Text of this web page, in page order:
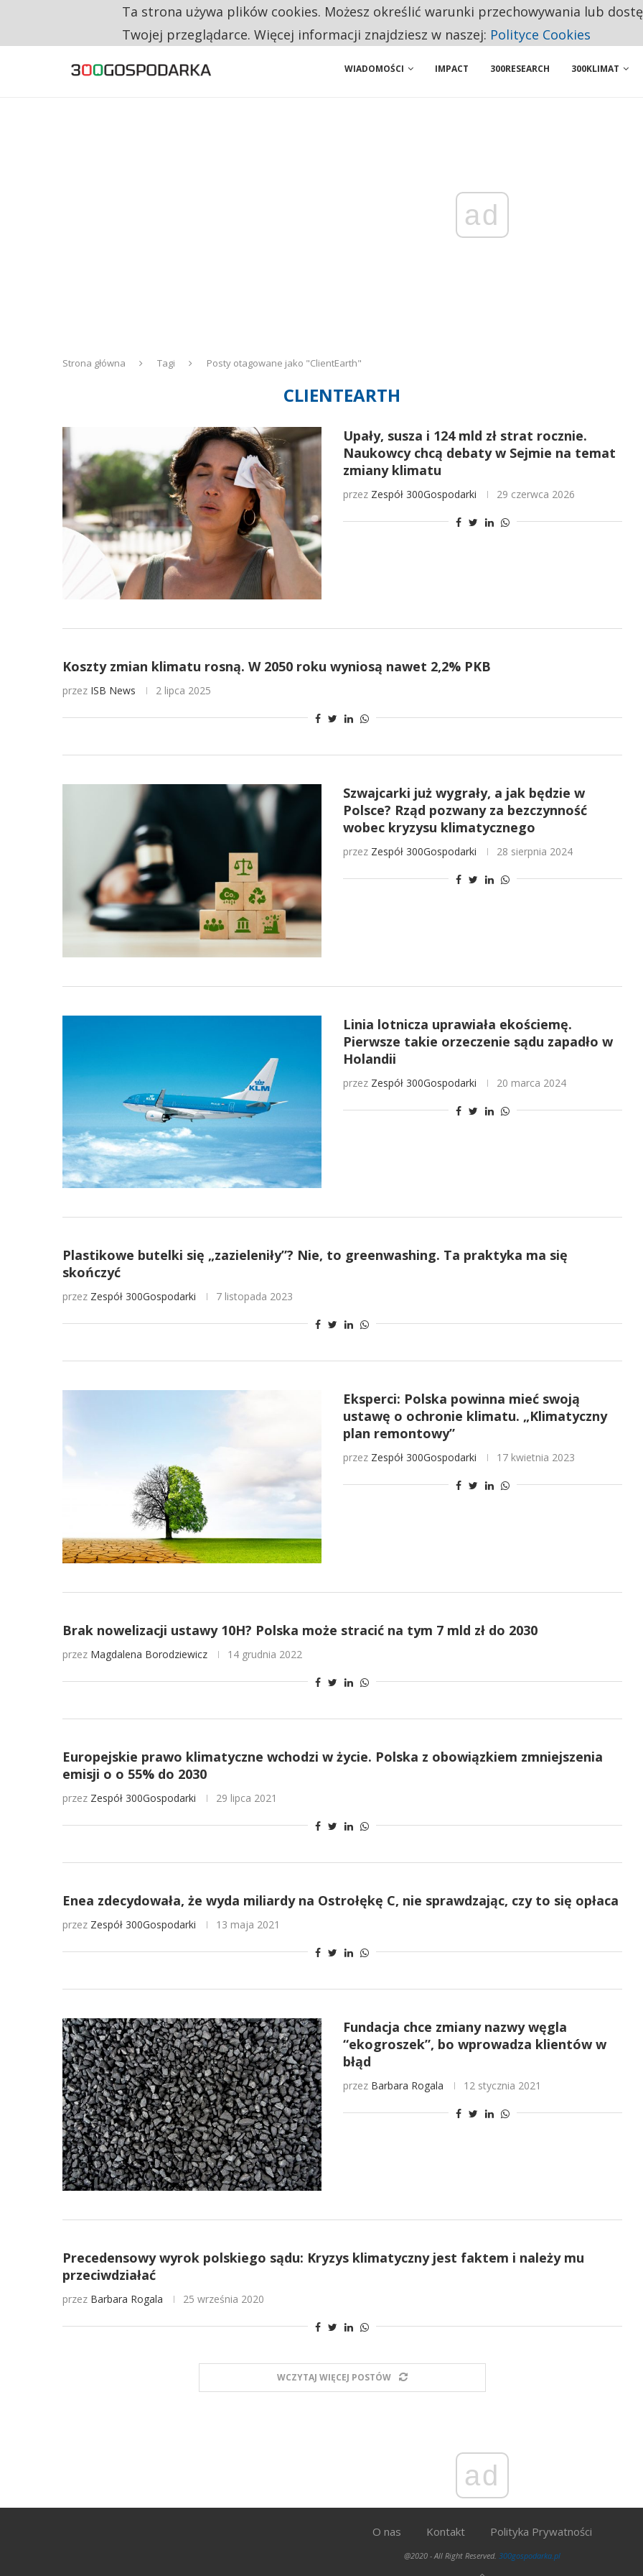
TRZECH NA CZTERECH PONOWNIE ZAŁOŻYŁOBY WŁASNĄ FIRMĘ. INNYM JUŻ TAK ŁATWO JEJ NIE POLECAJĄ
WIADOMOŚCI IMPACT 300RESEARCH 300KLIMAT
ad
Strona główna Tagi Posty otagowane jako "ClientEarth"
CLIENTEARTH
Upały, susza i 124 mld zł strat rocznie.
Naukowcy chcą debaty w Sejmie na temat
zmiany klimatu
przez Zespół 300Gospodarki 29 czerwca 2026
Koszty zmian klimatu rosną. W 2050 roku wyniosą nawet 2,2% PKB
przez ISB News 2 lipca 2025
Szwajcarki już wygrały, a jak będzie w
Polsce? Rząd pozwany za bezczynność
wobec kryzysu klimatycznego
przez Zespół 300Gospodarki 28 sierpnia 2024
Linia lotnicza uprawiała ekościemę.
Pierwsze takie orzeczenie sądu zapadło w
Holandii
przez Zespół 300Gospodarki 20 marca 2024
Plastikowe butelki się „zazieleniły”? Nie, to greenwashing. Ta praktyka ma się
skończyć
przez Zespół 300Gospodarki 7 listopada 2023
Eksperci: Polska powinna mieć swoją
ustawę o ochronie klimatu. „Klimatyczny
plan remontowy”
przez Zespół 300Gospodarki 17 kwietnia 2023
Brak nowelizacji ustawy 10H? Polska może stracić na tym 7 mld zł do 2030
przez Magdalena Borodziewicz 14 grudnia 2022
Europejskie prawo klimatyczne wchodzi w życie. Polska z obowiązkiem zmniejszenia
emisji o o 55% do 2030
przez Zespół 300Gospodarki 29 lipca 2021
Enea zdecydowała, że wyda miliardy na Ostrołękę C, nie sprawdzając, czy to się opłaca
przez Zespół 300Gospodarki 13 maja 2021
Fundacja chce zmiany nazwy węgla
“ekogroszek”, bo wprowadza klientów w
błąd
przez Barbara Rogala 12 stycznia 2021
Precedensowy wyrok polskiego sądu: Kryzys klimatyczny jest faktem i należy mu
przeciwdziałać
przez Barbara Rogala 25 września 2020
WCZYTAJ WIĘCEJ POSTÓW
ad
O nas Kontakt Polityka Prywatności
@2020 - All Right Reserved. 300gospodarka.pl
Ta strona używa plików cookies. Możesz określić warunki przechowywania lub
Twojej przeglądarce. Więcej informacji znajdziesz w naszej: Polityce Cookies